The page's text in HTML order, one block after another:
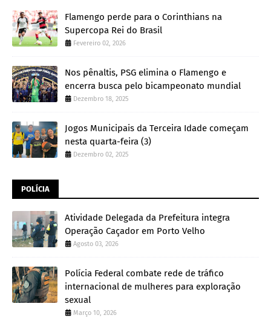
Flamengo perde para o Corinthians na
Supercopa Rei do Brasil
Fevereiro 02, 2026
Nos pênaltis, PSG elimina o Flamengo e
encerra busca pelo bicampeonato mundial
Dezembro 18, 2025
Jogos Municipais da Terceira Idade começam
nesta quarta-feira (3)
Dezembro 02, 2025
POLÍCIA
Atividade Delegada da Prefeitura integra
Operação Caçador em Porto Velho
Agosto 03, 2026
Polícia Federal combate rede de tráfico
internacional de mulheres para exploração
sexual
Março 10, 2026